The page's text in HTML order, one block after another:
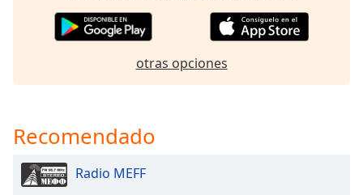
Text
Background
Color
otras opciones
Recomendado
Radio MEFF